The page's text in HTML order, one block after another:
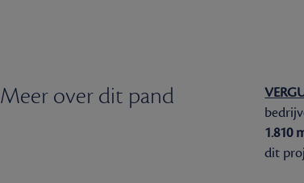
Meer over dit pand
1.810
dit